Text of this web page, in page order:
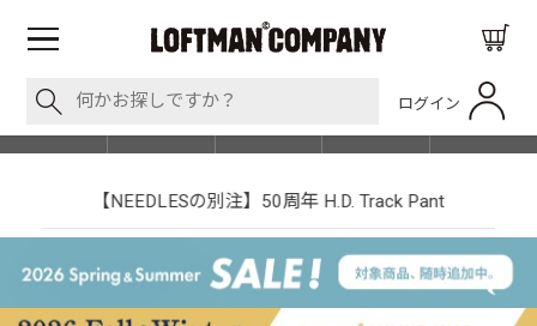
ログイン
SHOP LIST
【NEEDLESの別注】50周年 H.D. Track Pant